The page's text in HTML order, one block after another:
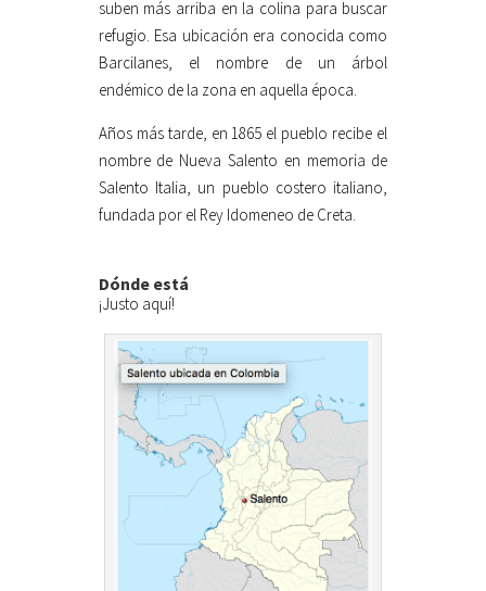
suben más arriba en la colina para buscar
refugio. Esa ubicación era conocida como
Barcilanes, el nombre de un árbol
endémico de la zona en aquella época.
Años más tarde, en 1865 el pueblo recibe el
nombre de Nueva Salento en memoria de
Salento Italia, un pueblo costero italiano,
fundada por el Rey Idomeneo de Creta.
Dónde está
¡Justo aquí!